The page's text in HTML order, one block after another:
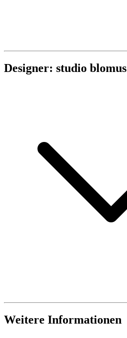
Designer: studio blomus
Weitere Informationen